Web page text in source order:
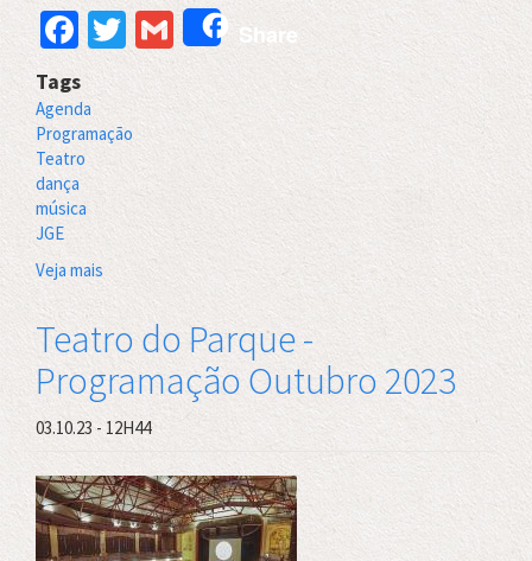
Facebook
TwitterGmailShare
Tags
Agenda
Programação
Teatro
dança
música
JGE
Veja mais
Janeiro
2024
Teatro do Parque -
Programação Outubro 2023
03.10.23 - 12H44